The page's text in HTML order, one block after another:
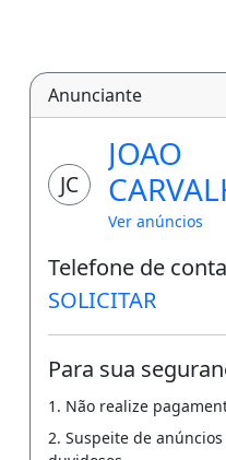
Anunciante
JC
JOAO
Ver anúncios
Telefone de
SOLICITAR
Para sua
1. Não realize
2. Suspeite de